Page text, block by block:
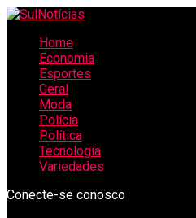
Home
Economia
Esportes
Geral
Moda
Polícia
Política
Tecnologia
Variedades
Conecte-se conosco